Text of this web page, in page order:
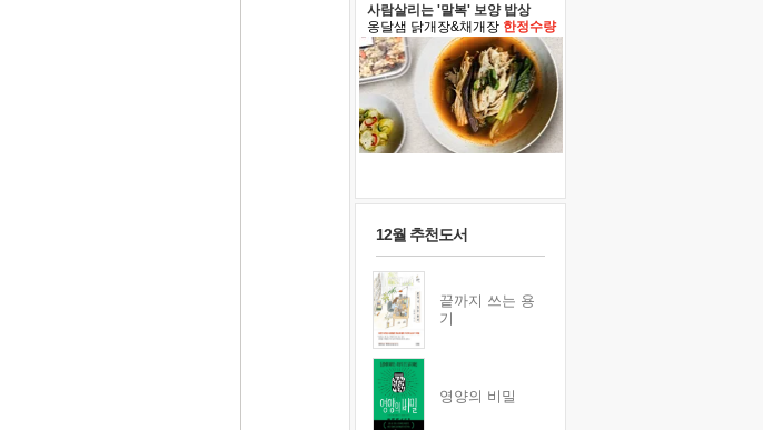
사람살리는 '말복' 보양 밥상
옹달샘 닭개장&채개장 한정수량
12월 추천도서
끝까지 쓰는 용
기
영양의 비밀